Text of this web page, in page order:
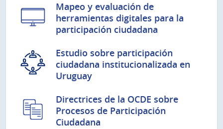
Mapeo y evaluación de
herramientas digitales para la
participación ciudadana
Estudio sobre participación
ciudadana institucionalizada en
Uruguay
Directrices de la OCDE sobre
Procesos de Participación
Ciudadana